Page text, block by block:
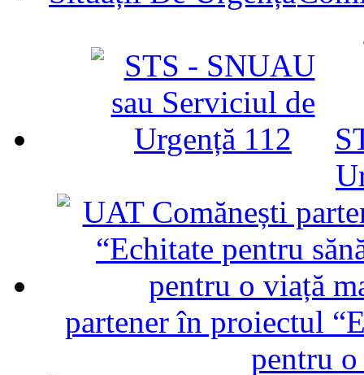
partener în proiectul
pentru